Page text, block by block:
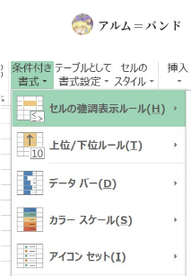
アルム＝バンド